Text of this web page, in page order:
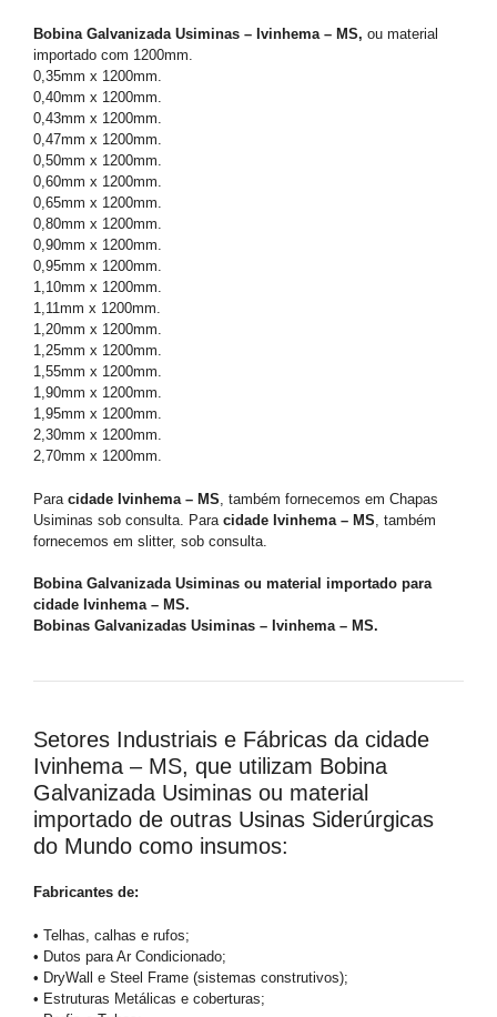
Bobina Galvanizada Usiminas – Ivinhema – MS, ou material
importado com 1200mm.
0,35mm x 1200mm.
0,40mm x 1200mm.
0,43mm x 1200mm.
0,47mm x 1200mm.
0,50mm x 1200mm.
0,60mm x 1200mm.
0,65mm x 1200mm.
0,80mm x 1200mm.
0,90mm x 1200mm.
0,95mm x 1200mm.
1,10mm x 1200mm.
1,11mm x 1200mm.
1,20mm x 1200mm.
1,25mm x 1200mm.
1,55mm x 1200mm.
1,90mm x 1200mm.
1,95mm x 1200mm.
2,30mm x 1200mm.
2,70mm x 1200mm.
Para cidade Ivinhema – MS , também fornecemos em Chapas
Usiminas sob consulta. Para cidade Ivinhema – MS , também
fornecemos em slitter, sob consulta.
Bobina Galvanizada Usiminas ou material importado para
cidade Ivinhema – MS.
Bobinas Galvanizadas Usiminas – Ivinhema – MS.
Setores Industriais e Fábricas da cidade
Ivinhema – MS, que utilizam Bobina
Galvanizada Usiminas ou material
importado de outras Usinas Siderúrgicas
do Mundo como insumos:
Fabricantes de:
• Telhas, calhas e rufos;
• Dutos para Ar Condicionado;
• DryWall e Steel Frame (sistemas construtivos);
• Estruturas Metálicas e coberturas;